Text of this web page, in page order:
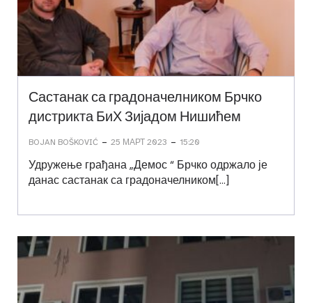
Састанак са градоначелником Брчко
дистрикта БиХ Зијадом Нишићем
BOJAN BOŠKOVIĆ - 25 МАРТ 2023 - 15:20
Удружење грађана „Демос “ Брчко одржало је
данас састанак са градоначелником[…]